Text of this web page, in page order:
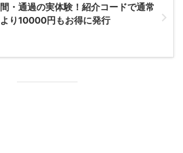
間・通過の実体験！紹介コードで通常
より10000円もお得に発行